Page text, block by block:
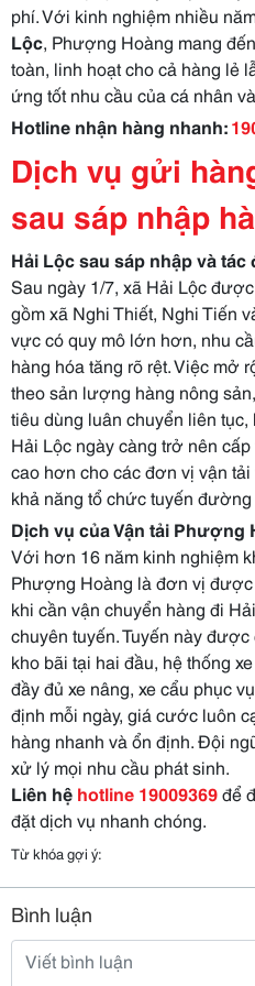
phí. Với kinh nghiệm nhiều
Lộc, Phượng Hoàng mang
toàn, linh hoạt cho cả hàng lẻ
ứng tốt nhu cầu của cá nhân
Hotline nhận hàng nhanh:
Dịch vụ gửi
sau sáp nhập
Hải Lộc sau sáp nhập và tác
Sau ngày 1/7, xã Hải Lộc
gồm xã Nghi Thiết, Nghi Tiến
vực có quy mô lớn hơn, nhu
hàng hóa tăng rõ rệt. Việc mở
theo sản lượng hàng nông
tiêu dùng luân chuyển liên
Hải Lộc ngày càng trở nên
cao hơn cho các đơn vị vận
khả năng tổ chức tuyến
Dịch vụ của Vận tải Phượng
Với hơn 16 năm kinh nghiệm
Phượng Hoàng là đơn vị
khi cần vận chuyển hàng đi
chuyên tuyến. Tuyến này
kho bãi tại hai đầu, hệ thống
đầy đủ xe nâng, xe cẩu phục
định mỗi ngày, giá cước luôn
hàng nhanh và ổn định. Đội
xử lý mọi nhu cầu phát sinh.
Liên hệ hotline 19009369để
đặt dịch vụ nhanh chóng.
Từ khóa gợi ý:
Bình luận